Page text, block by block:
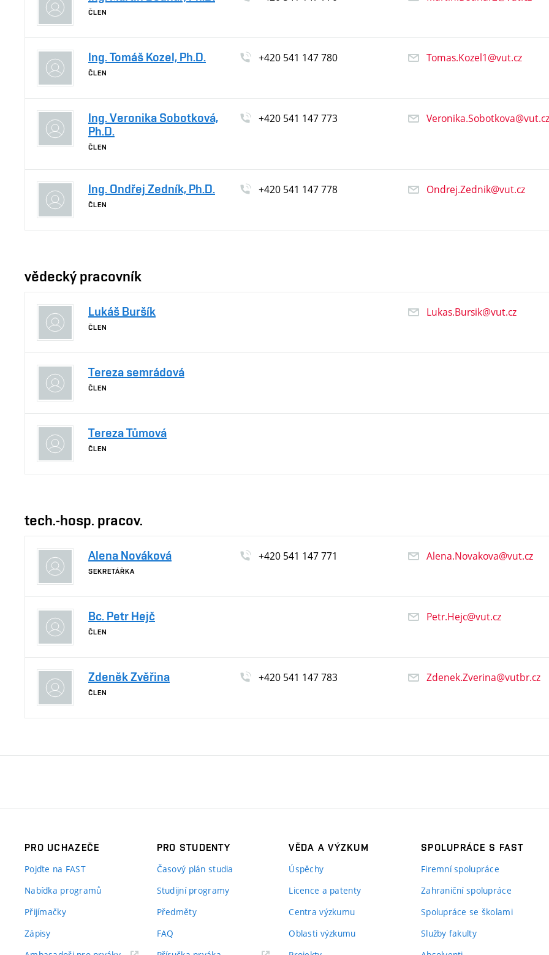
ČLEN
Ing. Tomáš Kozel, Ph.D.
ČLEN
+420541 147780 Tomas.Kozel1@vut.cz
Ing. Veronika Sobotková,
Ph.D.
ČLEN
+420541 147773
Ing. Ondřej Zedník, Ph.D.
ČLEN
+420541 147778 Ondrej.Zednik@vut.cz
vědecký pracovník
Lukáš Buršík
ČLEN
Lukas.Bursik@vut.cz
Tereza semrádová
ČLEN
Tereza Tůmová
ČLEN
tech.-hosp. pracov.
Alena Nováková
SEKRETÁŘKA
+420541 147771 Alena.Novakova@vut.cz
Bc. Petr Hejč
ČLEN
Petr.Hejc@vut.cz
Zdeněk Zvěřina
ČLEN
+420541 147783 Zdenek.Zverina@vutbr.cz
PRO UCHAZEČE
Pojďte na FAST
Nabídka programů
Přijímačky
Zápisy
PRO STUDENTY
Časový plán studia
Studijní programy
Předměty
FAQ
VĚDA A VÝZKUM
Úspěchy
Licence a patenty
Centra výzkumu
Oblasti výzkumu
SPOLUPRÁCE S FAST
Firemní spolupráce
Zahraniční spolupráce
Spolupráce se školami
Služby fakulty